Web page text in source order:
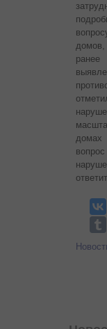
домов,
ранее